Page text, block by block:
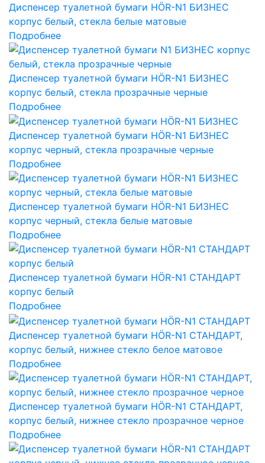
Диспенсер туалетной бумаги HÖR-N1 БИЗНЕС
корпус белый, стекла белые матовые
Подробнее
Диспенсер туалетной бумаги HÖR-N1 БИЗНЕС
корпус белый, стекла прозрачные черные
Подробнее
Диспенсер туалетной бумаги HÖR-N1 БИЗНЕС
корпус черный, стекла прозрачные черные
Подробнее
Диспенсер туалетной бумаги HÖR-N1 БИЗНЕС
корпус черный, стекла белые матовые
Подробнее
Диспенсер туалетной бумаги HÖR-N1 СТАНДАРТ
корпус белый
Подробнее
Диспенсер туалетной бумаги HÖR-N1 СТАНДАРТ,
корпус белый, нижнее стекло белое матовое
Подробнее
Диспенсер туалетной бумаги HÖR-N1 СТАНДАРТ,
корпус белый, нижнее стекло прозрачное черное
Подробнее